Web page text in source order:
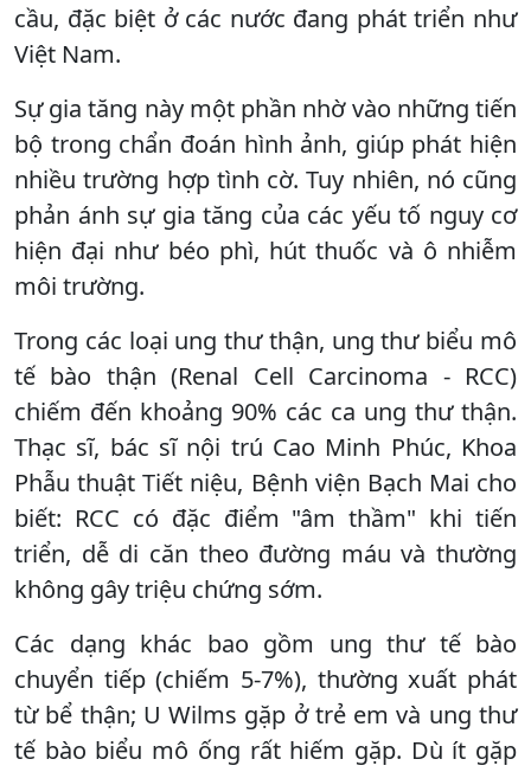
cầu, đặc biệt ở các nước đang phát triển như
Việt Nam.
Sự gia tăng này một phần nhờ vào những tiến
bộ trong chẩn đoán hình ảnh, giúp phát hiện
nhiều trường hợp tình cờ. Tuy nhiên, nó cũng
phản ánh sự gia tăng của các yếu tố nguy cơ
hiện đại như béo phì, hút thuốc và ô nhiễm
môi trường.
Trong các loại ung thư thận, ung thư biểu mô
tế bào thận (Renal Cell Carcinoma - RCC)
chiếm đến khoảng 90% các ca ung thư thận.
Thạc sĩ, bác sĩ nội trú Cao Minh Phúc, Khoa
Phẫu thuật Tiết niệu, Bệnh viện Bạch Mai cho
biết: RCC có đặc điểm "âm thầm" khi tiến
triển, dễ di căn theo đường máu và thường
không gây triệu chứng sớm.
Các dạng khác bao gồm ung thư tế bào
chuyển tiếp (chiếm 5-7%), thường xuất phát
từ bể thận; U Wilms gặp ở trẻ em và ung thư
tế bào biểu mô ống rất hiếm gặp. Dù ít gặp